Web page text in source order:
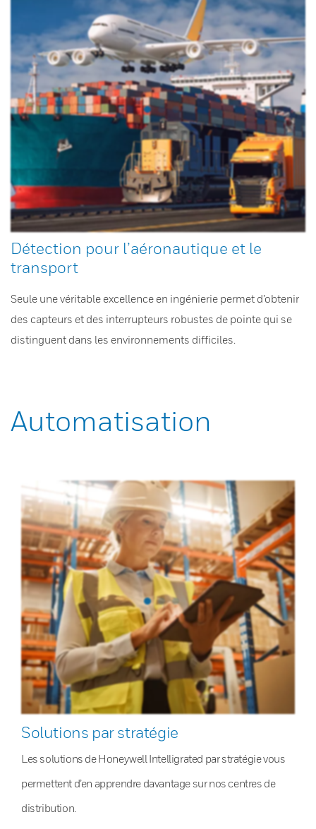
Détection pour l’aéronautique et le
transport
Seule une véritable excellence en ingénierie permet d’obtenir
des capteurs et des interrupteurs robustes de pointe qui se
distinguent dans les environnements difficiles.
Automatisation
Solutions par stratégie
Les solutions de Honeywell Intelligrated par stratégie vous
permettent d’en apprendre davantage sur nos centres de
distribution.